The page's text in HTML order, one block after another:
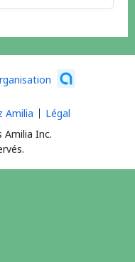
Inc.
Amilia Légal